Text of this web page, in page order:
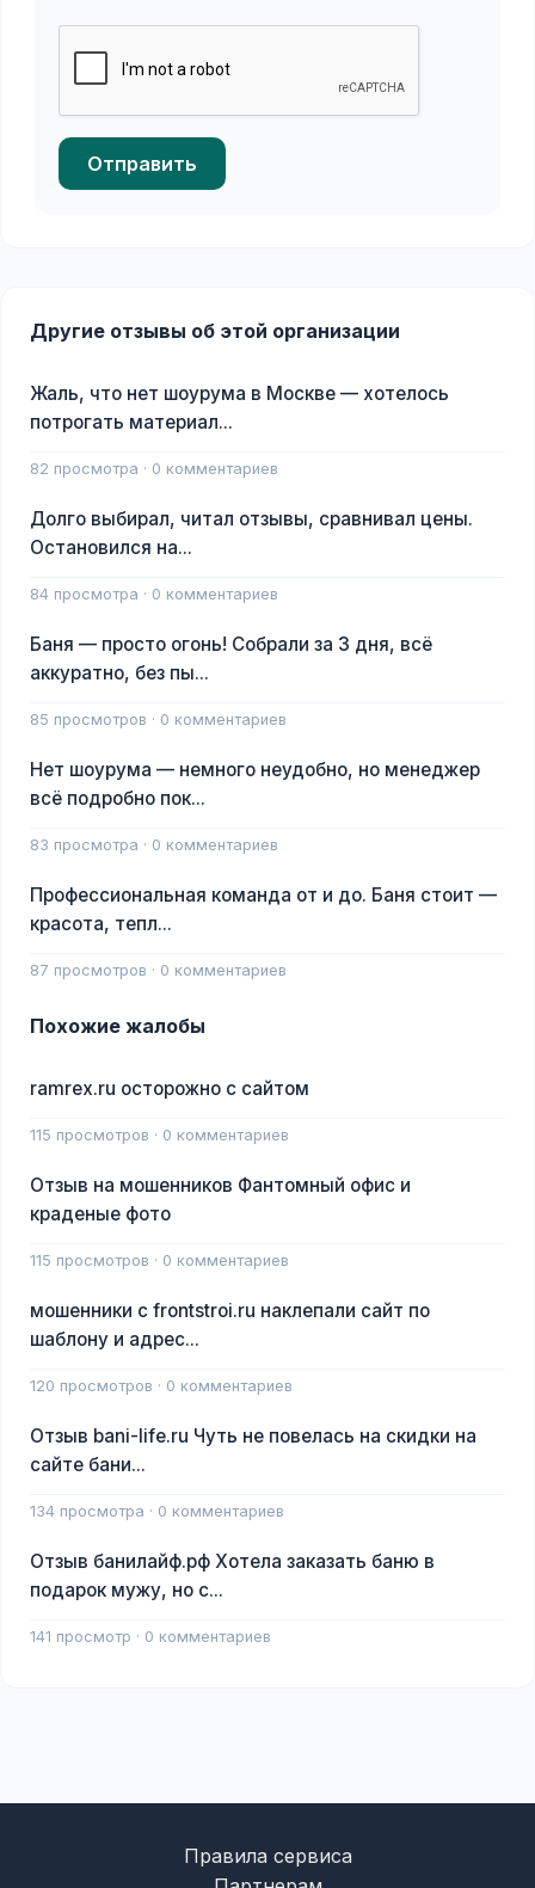
Отправить
Другие отзывы об этой организации
Жаль, что нет шоурума в Москве — хотелось
потрогать материал...
82 просмотра · 0 комментариев
Долго выбирал, читал отзывы, сравнивал цены.
Остановился на...
84 просмотра · 0 комментариев
Баня — просто огонь! Собрали за 3 дня, всё
аккуратно, без пы...
85 просмотров · 0 комментариев
Нет шоурума — немного неудобно, но менеджер
всё подробно пок...
83 просмотра · 0 комментариев
Профессиональная команда от и до. Баня стоит —
красота, тепл...
87 просмотров · 0 комментариев
Похожие жалобы
ramrex.ru осторожно с сайтом
115 просмотров · 0 комментариев
Отзыв на мошенников Фантомный офис и
краденые фото
115 просмотров · 0 комментариев
мошенники с frontstroi.ru наклепали сайт по
шаблону и адрес...
120 просмотров · 0 комментариев
Отзыв bani-life.ru Чуть не повелась на скидки на
сайте бани...
134 просмотра · 0 комментариев
Отзыв банилайф.рф Хотела заказать баню в
подарок мужу, но с...
141 просмотр · 0 комментариев
Правила сервиса